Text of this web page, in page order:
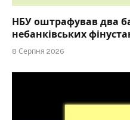
НБУ оштрафував два
небанківських
8 Серпня 2026